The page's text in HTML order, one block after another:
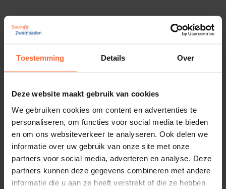
Toestemming Details Over
Deze website maakt gebruik van cookies
We gebruiken cookies om content en advertenties te
personaliseren, om functies voor social media te bieden
en om ons websiteverkeer te analyseren. Ook delen we
informatie over uw gebruik van onze site met onze
partners voor social media, adverteren en analyse. Deze
partners kunnen deze gegevens combineren met andere
informatie die u aan ze heeft verstrekt of die ze hebben
Specificaties
Materiaal
: Hoogwaardige kunststof
Compatibiliteit
Hoe installeer je de inspuiter?
Het installeren van de inspuiter met borgmoer is
eenvoudig en snel te doen:
Zorg dat het zwembad leeg is op de plek waar je
Astralpool Combi wanddoorvoer 250mm 1½” x
50mm
36,95